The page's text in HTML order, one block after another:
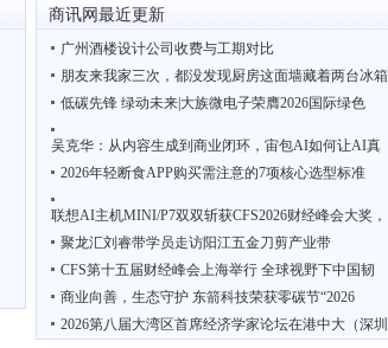
商讯网最近更新
广州酒楼设计公司收费与工期对比
朋友来我家三次，都没发现厨房这面墙藏着两台冰箱
低碳先锋 绿动未来|大族微电子荣膺2026国际绿色
吴克华：从内容生成到商业闭环，宙包AI如何让AI真
2026年轻断食APP购买需注意的7项核心选型标准
联想AI主机MINI/P7双双斩获CFS2026财经峰会大奖，
聚龙汇刘睿带学员走访阳江五金刀剪产业带
CFS第十五届财经峰会上海举行 全球视野下中国韧
商业向善，生态守护 东箭科技荣获零碳节“2026
2026第八届大湾区首席经济学家论坛在港中大（深圳